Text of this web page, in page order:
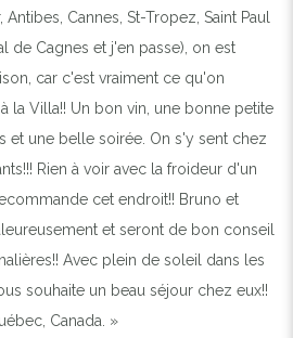
Cannes, St-Tropez, Saint Paul
de Cagnes et j'en passe), on est
car c'est vraiment ce qu'on
la Villa!! Un bon vin, une bonne petite
et une belle soirée. On s'y sent chez
Rien à voir avec la froideur d'un
cet endroit!! Bruno et
et seront de bon conseil
Avec plein de soleil dans les
souhaite un beau séjour chez eux!!
Canada. »